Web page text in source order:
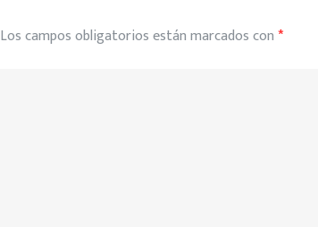
Los campos obligatorios están marcados con*